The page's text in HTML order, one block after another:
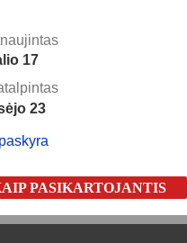
17
23
PASIKARTOJANTIS